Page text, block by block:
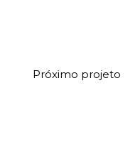
Próximo projeto